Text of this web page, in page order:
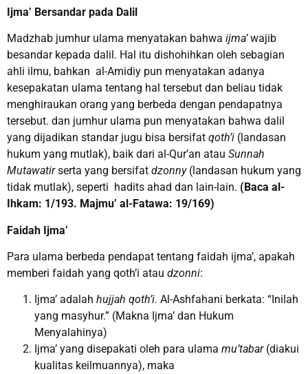
Ijma’ Bersandar pada Dalil
Madzhab jumhur ulama menyatakan bahwa ijma’wajib
besandar kepada dalil. Hal itu dishohihkan oleh sebagian
ahli ilmu, bahkan al-Amidiy pun menyatakan adanya
kesepakatan ulama tentang hal tersebut dan beliau tidak
menghiraukan orang yang berbeda dengan pendapatnya
tersebut. dan jumhur ulama pun menyatakan bahwa dalil
yang dijadikan standar jugu bisa bersifat qoth’i (landasan
hukum yang mutlak), baik dari al-Qur’an atau Sunnah
Mutawatirserta yang bersifat dzonny (landasan hukum yang
tidak mutlak), seperti hadits ahad dan lain-lain. (Baca al-
Ihkam: 1/193. Majmu’ al-Fatawa: 19/169)
Faidah Ijma’
Para ulama berbeda pendapat tentang faidah ijma’, apakah
memberi faidah yang qoth’i atau dzonni:
Ijma’ adalah hujjah qoth’i. Al-Ashfahani berkata: “Inilah
yang masyhur.” (Makna Ijma’ dan Hukum
Menyalahinya)
Ijma’ yang disepakati oleh para ulama mu’tabar (diakui
kualitas keilmuannya), maka